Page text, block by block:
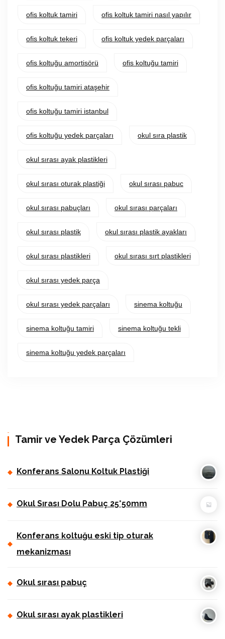
ofis koltuk tamiri ofis koltuk tamiri nasıl yapılır
ofis koltuk tekeri ofis koltuk yedek parçaları
ofis koltuğu amortisörü ofis koltuğu tamiri
ofis koltuğu tamiri ataşehir
ofis koltuğu tamiri istanbul
ofis koltuğu yedek parçaları okul sıra plastik
okul sırası ayak plastikleri
okul sırası oturak plastiği okul sırası pabuc
okul sırası pabuçları okul sırası parçaları
okul sırası plastik okul sırası plastik ayakları
okul sırası plastikleri okul sırası sırt plastikleri
okul sırası yedek parça
okul sırası yedek parçaları sinema koltuğu
sinema koltuğu tamiri sinema koltuğu tekli
sinema koltuğu yedek parçaları
Tamir ve Yedek Parça Çözümleri
Konferans Salonu Koltuk Plastiği
Okul Sırası Dolu Pabuç 25*50mm
Konferans koltuğu eski tip oturak
mekanizması
Okul sırası pabuç
Okul sırası ayak plastikleri